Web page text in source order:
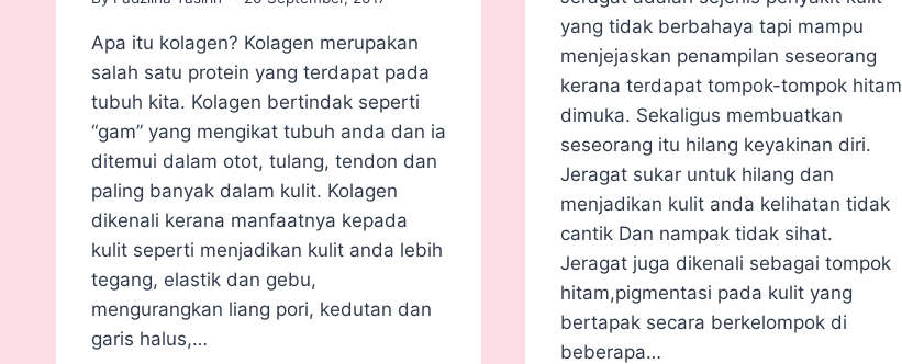
Apa itu kolagen? Kolagen merupakan
salah satu protein yang terdapat pada
tubuh kita. Kolagen bertindak seperti
“gam” yang mengikat tubuh anda dan ia
ditemui dalam otot, tulang, tendon dan
paling banyak dalam kulit. Kolagen
dikenali kerana manfaatnya kepada
kulit seperti menjadikan kulit anda lebih
tegang, elastik dan gebu,
mengurangkan liang pori, kedutan dan
garis halus,…
yang tidak berbahaya tapi mampu
menjejaskan penampilan seseorang
kerana terdapat tompok-tompok hitam
dimuka. Sekaligus membuatkan
seseorang itu hilang keyakinan diri.
Jeragat sukar untuk hilang dan
menjadikan kulit anda kelihatan tidak
cantik Dan nampak tidak sihat.
Jeragat juga dikenali sebagai tompok
hitam,pigmentasi pada kulit yang
bertapak secara berkelompok di
beberapa…